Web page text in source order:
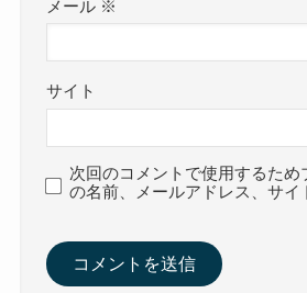
メール ※
サイト
次回のコメントで使用するため
の名前、メールアドレス、サイ